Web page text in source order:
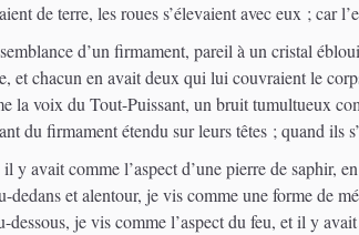
de terre, les roues s’élevaient avec eux ; car
d’un firmament, pareil à un cristal
et chacun en avait deux qui lui couvraient le
la voix du Tout-Puissant, un bruit tumultueux
du firmament étendu sur leurs têtes ; quand ils
y avait comme l’aspect d’une pierre de saphir,
dedans et alentour, je vis comme une forme de
dessous, je vis comme l’aspect du feu, et il y